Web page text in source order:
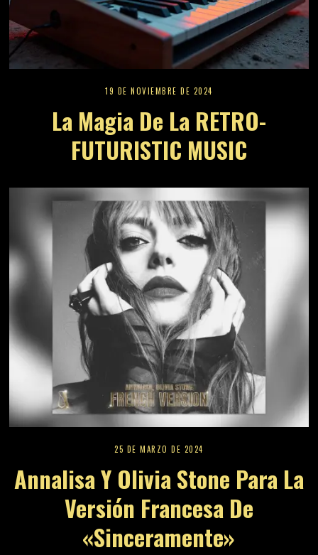
19 DE NOVIEMBRE DE 2024
La Magia De La RETRO-
FUTURISTIC MUSIC
25 DE MARZO DE 2024
Annalisa Y Olivia Stone Para La
Versión Francesa De
«Sinceramente»